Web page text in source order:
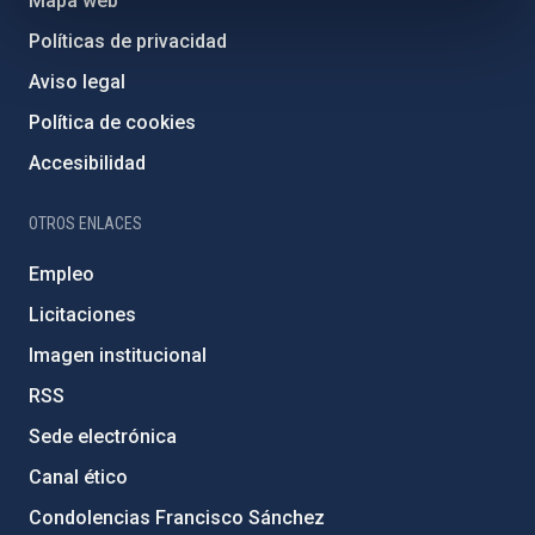
Políticas de privacidad
Aviso legal
Política de cookies
Accesibilidad
OTROS ENLACES
Empleo
Licitaciones
Imagen institucional
RSS
Sede electrónica
Canal ético
Condolencias Francisco Sánchez